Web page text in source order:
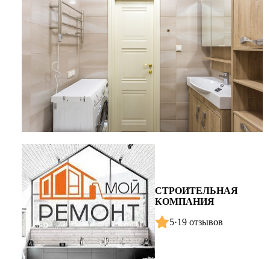
СТРОИТЕЛЬНАЯ
КОМПАНИЯ
5·19 отзывов